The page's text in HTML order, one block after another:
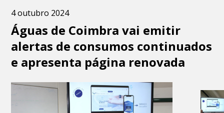
4 outubro 2024
Águas de Coimbra vai emitir
alertas de consumos continuados
e apresenta página renovada